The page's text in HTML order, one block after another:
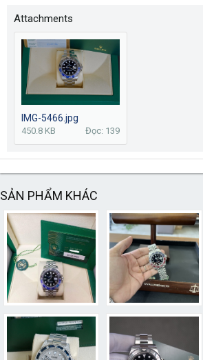
Attachments
IMG-5466.jpg
450.8 KB Đọc: 139
SẢN PHẨM KHÁC